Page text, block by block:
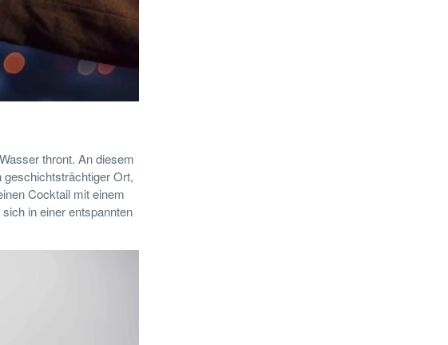
thront. An diesem
Ort,
Cocktail mit einem
in einer entspannten